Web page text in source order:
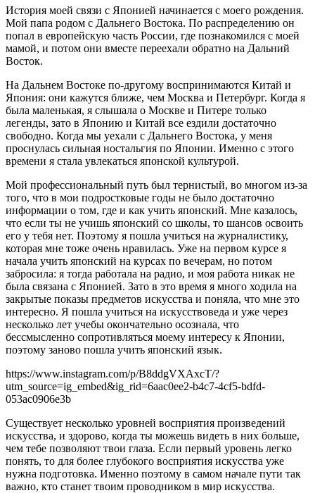
История моей связи с Японией начинается с моего рождения.
Мой папа родом с Дальнего Востока. По распределению он
попал в европейскую часть России, где познакомился с моей
мамой, и потом они вместе переехали обратно на Дальний
Восток.
На Дальнем Востоке по-другому воспринимаются Китай и
Япония: они кажутся ближе, чем Москва и Петербург. Когда я
была маленькая, я слышала о Москве и Питере только
легенды, зато в Японию и Китай все ездили достаточно
свободно. Когда мы уехали с Дальнего Востока, у меня
проснулась сильная ностальгия по Японии. Именно с этого
времени я стала увлекаться японской культурой.
Мой профессиональный путь был тернистый, во многом из-за
того, что в мои подростковые годы не было достаточно
информации о том, где и как учить японский. Мне казалось,
что если ты не учишь японский со школы, то шансов освоить
его у тебя нет. Поэтому я пошла учиться на журналистику,
которая мне тоже очень нравилась. Уже на первом курсе я
начала учить японский на курсах по вечерам, но потом
забросила: я тогда работала на радио, и моя работа никак не
была связана с Японией. Зато в это время я много ходила на
закрытые показы предметов искусства и поняла, что мне это
интересно. Я пошла учиться на искусствоведа и уже через
несколько лет учебы окончательно осознала, что
бессмысленно сопротивляться моему интересу к Японии,
поэтому заново пошла учить японский язык.
https://www.instagram.com/p/B8ddgVXAxcT/?
utm_source=ig_embed&ig_rid=6aac0ee2-b4c7-4cf5-bdfd-
053ac0906e3b
Существует несколько уровней восприятия произведений
искусства, и здорово, когда ты можешь видеть в них больше,
чем тебе позволяют твои глаза. Если первый уровень легко
понять, то для более глубокого восприятия искусства уже
нужна подготовка. Именно поэтому в самом начале пути так
важно, кто станет твоим проводником в мир искусства.